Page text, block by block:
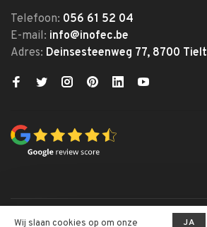
Telefoon: 056 61 52 04
E-mail: info@inofec.be
Adres: Deinsesteenweg 77, 8700 Tielt
© Copyright 2026 Inofec
Wij slaan cookies op om onze JA